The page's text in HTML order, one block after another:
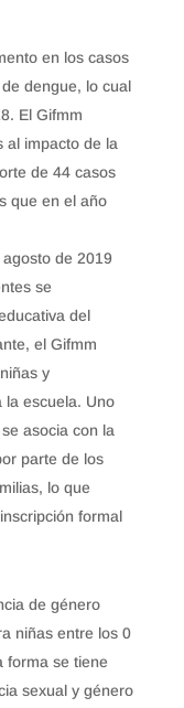
en los casos
dengue, lo cual
El Gifmm
al impacto de la
de 44 casos
que en el año
de 2019
se
del
el Gifmm
y
la escuela. Uno
asocia con la
parte de los
lo que
formal
de género
niñas entre los 0
forma se tiene
sexual y género